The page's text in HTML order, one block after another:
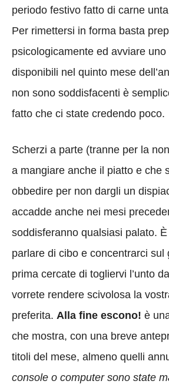
periodo festivo fatto di carne
Per rimettersi in forma basta
psicologicamente ed avviare
disponibili nel quinto mese
non sono soddisfacenti è
fatto che ci state credendo poco.
Scherzi a parte (tranne per la
a mangiare anche il piatto e che
obbedire per non dargli un
accadde anche nei mesi
soddisferanno qualsiasi palato.
parlare di cibo e concentrarci sul
prima cercate di togliervi l’unto
vorrete rendere scivolosa la
preferita. Alla fine escono! è
che mostra, con una breve
titoli del mese, almeno quelli
console o computer sono state